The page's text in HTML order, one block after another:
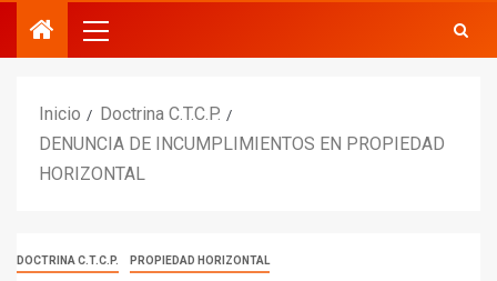
Inicio
Doctrina C.T.C.P.
DENUNCIA DE INCUMPLIMIENTOS EN PROPIEDAD
HORIZONTAL
DOCTRINA C.T.C.P. PROPIEDAD HORIZONTAL